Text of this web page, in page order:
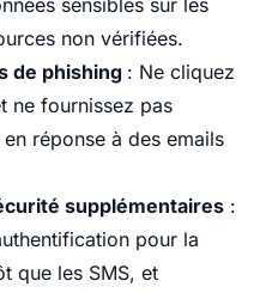
sensibles sur les
non vérifiées.​
de phishing : Ne cliquez
ne fournissez pas
réponse à des emails
supplémentaires :
pour la
que les SMS, et